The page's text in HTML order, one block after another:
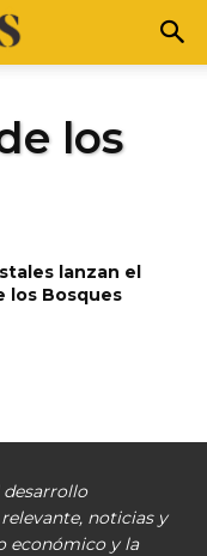
los
lanzan el
los Bosques
noticias y
económico y la